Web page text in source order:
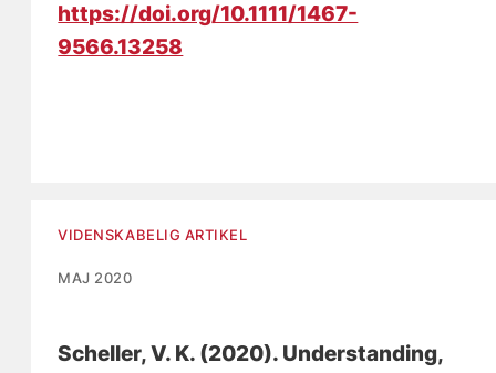
https://doi.org/10.1111/1467-
9566.13258
VIDENSKABELIG ARTIKEL
MAJ 2020
Scheller, V. K. (2020). Understanding,